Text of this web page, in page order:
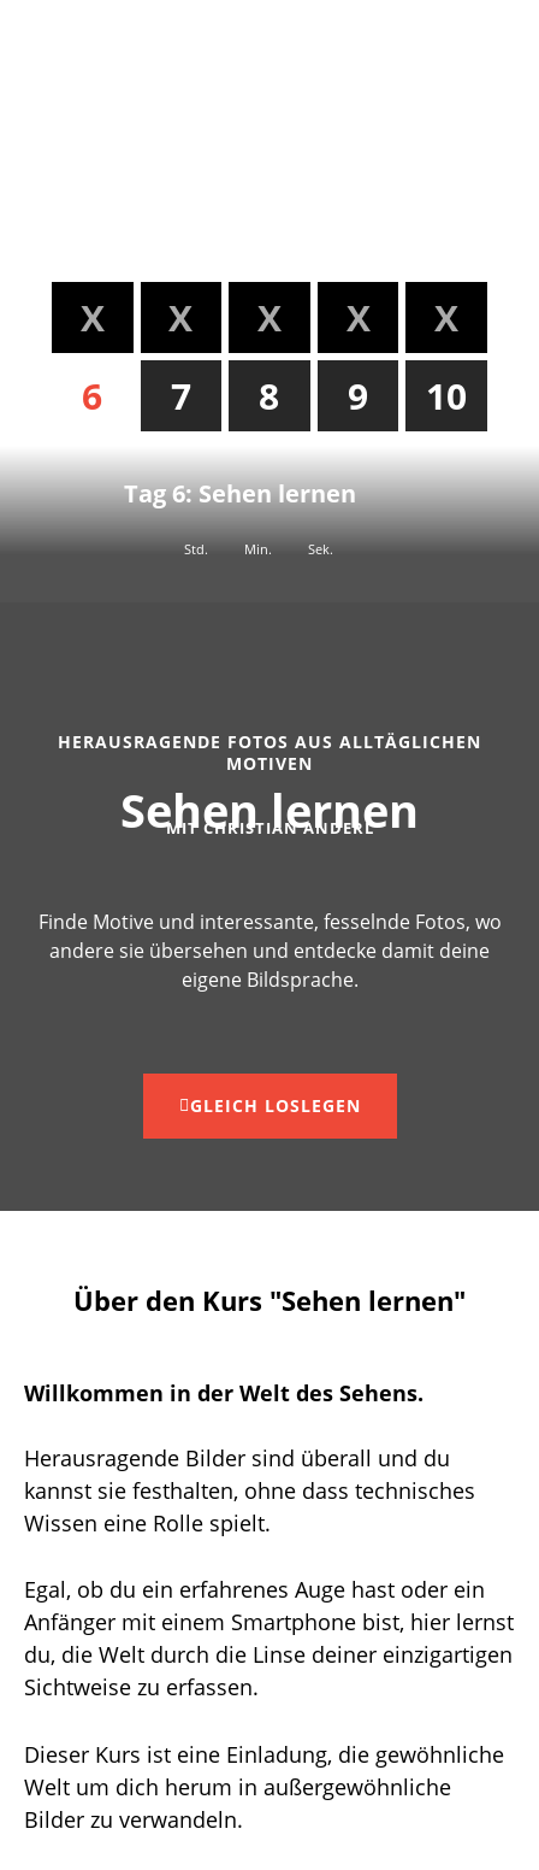
X X X X
X
6
7 8 9 10
Tag 6: Sehen lernen
Std. Min. Sek.
HERAUSRAGENDE FOTOS AUS ALLTÄGLICHEN
MOTIVEN
Sehen lernen
MIT CHRISTIAN ANDERL
Finde Motive und interessante, fesselnde Fotos, wo
andere sie übersehen und entdecke damit deine
eigene Bildsprache.
GLEICH LOSLEGEN
Über den Kurs "Sehen lernen"
Willkommen in der Welt des Sehens.
Herausragende Bilder sind überall und du
kannst sie festhalten, ohne dass technisches
Wissen eine Rolle spielt.
Egal, ob du ein erfahrenes Auge hast oder ein
Anfänger mit einem Smartphone bist, hier lernst
du, die Welt durch die Linse deiner einzigartigen
Sichtweise zu erfassen.
Dieser Kurs ist eine Einladung, die gewöhnliche
Welt um dich herum in außergewöhnliche
Bilder zu verwandeln.